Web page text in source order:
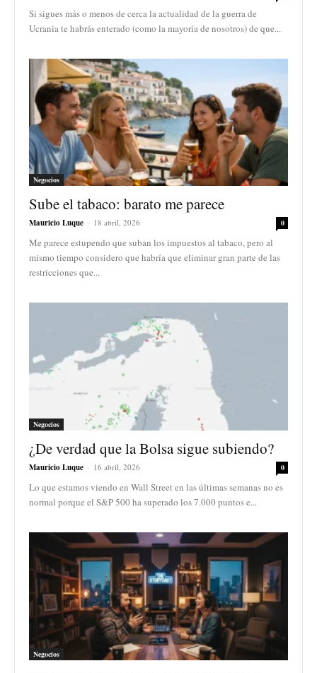
Si sigues más o menos de cerca la actualidad de la guerra de
Ucrania te habrás enterado (como la mayoría de nosotros) de que...
Negocios
Sube el tabaco: barato me parece
Mauricio Luque - 18 abril, 2026 0
Me parece estupendo que suban los impuestos al tabaco, pero al
mismo tiempo considero que habría que eliminar gran parte de las
restricciones que...
Negocios
¿De verdad que la Bolsa sigue subiendo?
Mauricio Luque - 16 abril, 2026 0
Lo que estamos viendo en Wall Street en las últimas semanas no es
normal porque el S&P 500 ha superado los 7.000 puntos e...
Negocios